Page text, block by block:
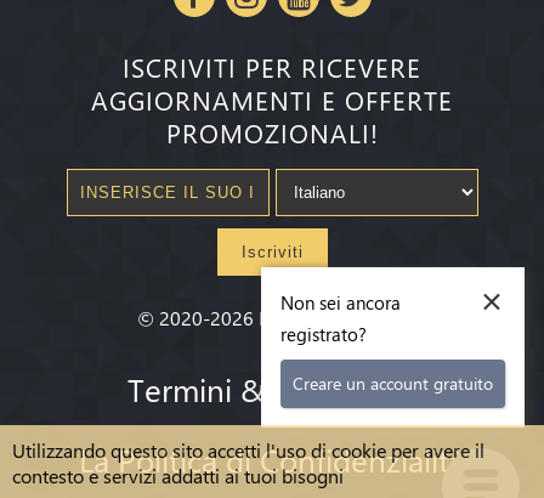
Utilizzando questo sito accetti l'uso di cookie per avere il
contesto e servizi addatti ai tuoi bisogni
ISCRIVITI PER RICEVERE
AGGIORNAMENTI E OFFERTE
PROMOZIONALI!
Iscriviti
© 2020-2026 Millenium State®
Termini & condizioni
La Politica di Confidenzialità
×
Non sei ancora
registrato?
Creare un account gratuito